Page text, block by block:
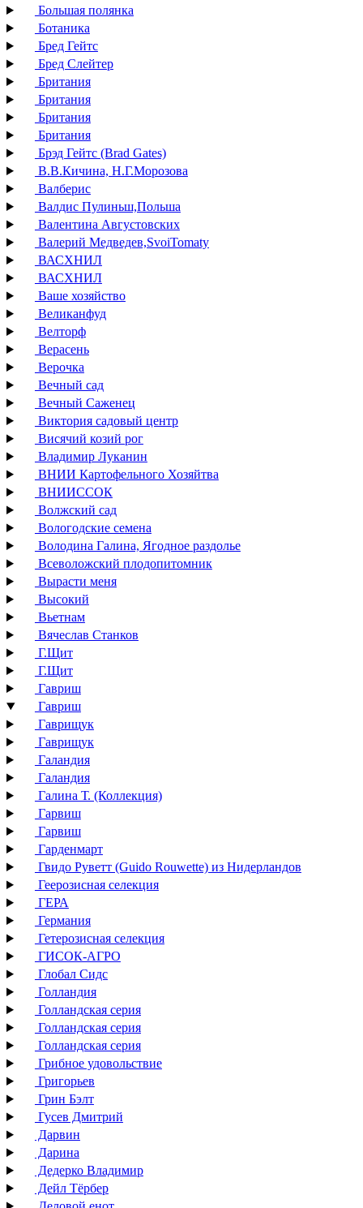
Большая полянка
Ботаника
Бред Гейтс
Бред Слейтер
Британия
Британия
Британия
Британия
Брэд Гейтс (Brad Gates)
В.В.Кичина, Н.Г.Морозова
Валберис
Валдис Пулиньш,Польша
Валентина Августовских
Валерий Медведев,SvoiTomaty
ВАСХНИЛ
ВАСХНИЛ
Ваше хозяйство
Великанфуд
Велторф
Верасень
Верочка
Вечный сад
Вечный Саженец
Виктория садовый центр
Висячий козий рог
Владимир Луканин
ВНИИ Картофельного Хозяйтва
ВНИИССОК
Волжский сад
Вологодские семена
Володина Галина, Ягодное раздолье
Всеволожский плодопитомник
Вырасти меня
Высокий
Вьетнам
Вячеслав Станков
Г.Щит
Г.Щит
Гавриш
Гавриш
Гаврищук
Гаврищук
Галандия
Галандия
Галина Т. (Коллекция)
Гарвиш
Гарвиш
Гарденмарт
Гвидо Руветт (Guido Rouwette) из Нидерландов
Геерозисная селекция
ГЕРА
Германия
Гетерозисная селекция
ГИСОК-АГРО
Глобал Сидс
Голландия
Голландская серия
Голландская серия
Голландская серия
Грибное удовольствие
Григорьев
Грин Бэлт
Гусев Дмитрий
Дарвин
Дарина
Дедерко Владимир
Дейл Тёрбер